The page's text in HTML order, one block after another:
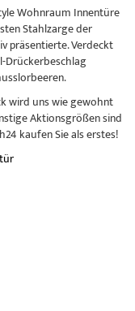
Wohnraum Innentüre
Stahlzarge der
präsentierte. Verdeckt
Drückerbeschlag
wird uns wie gewohnt
Aktionsgrößen sind
kaufen Sie als erstes!